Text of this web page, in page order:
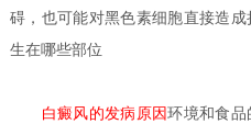
碍，也可能对黑色素细胞直接造
生在哪些部位
白癜风的发病原因环境和食品